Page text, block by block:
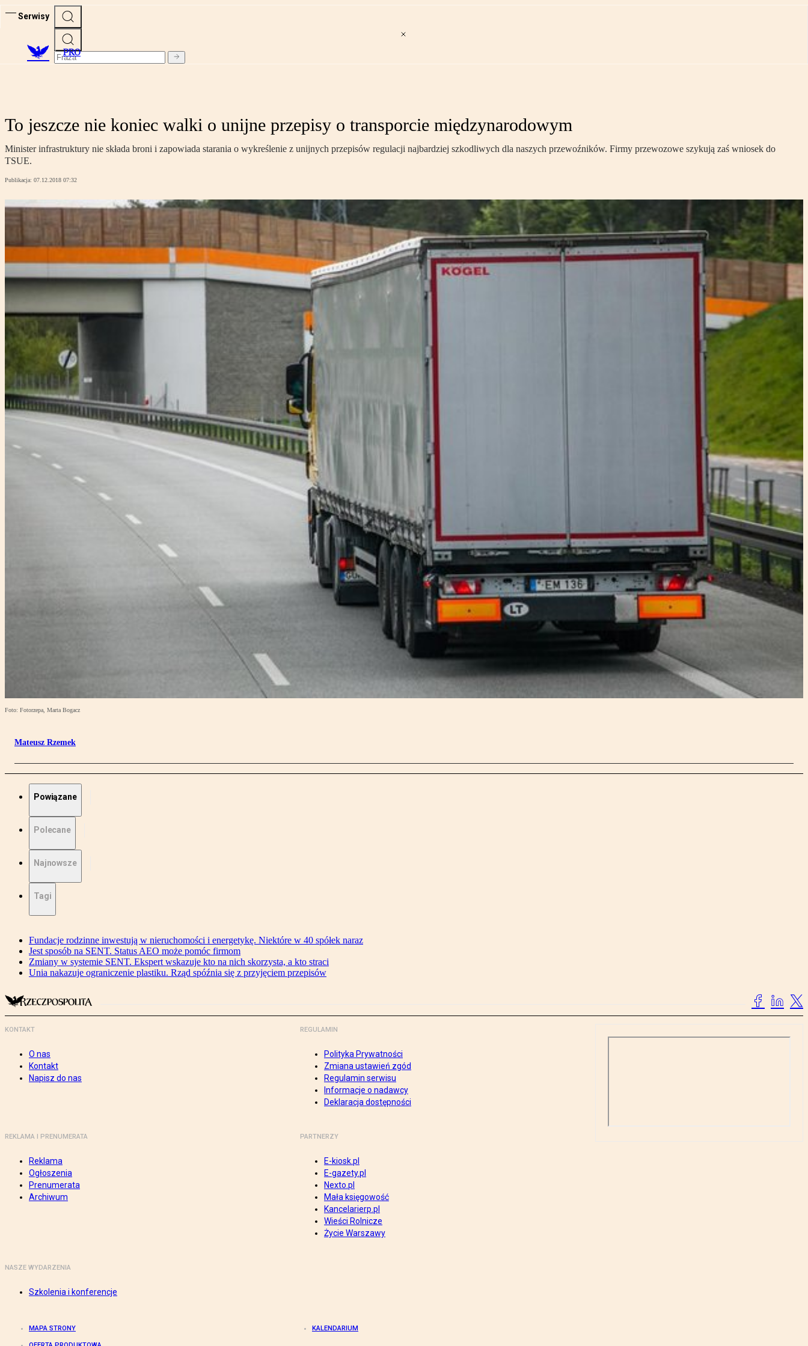
Serwisy
PRO
To jeszcze nie koniec walki o unijne przepisy o transporcie międzynarodowym
Minister infrastruktury nie składa broni i zapowiada starania o wykreślenie z unijnych przepisów regulacji najbardziej szkodliwych dla naszych przewoźników. Firmy przewozowe szykują zaś wniosek do
TSUE.
Publikacja: 07.12.2018 07:32
Foto: Fotorzepa, Marta Bogacz
Mateusz Rzemek
Powiązane
Polecane
Najnowsze
Tagi
Fundacje rodzinne inwestują w nieruchomości i energetykę. Niektóre w 40 spółek naraz
Jest sposób na SENT. Status AEO może pomóc firmom
Zmiany w systemie SENT. Ekspert wskazuje kto na nich skorzysta, a kto straci
Unia nakazuje ograniczenie plastiku. Rząd spóźnia się z przyjęciem przepisów
KONTAKT
O nas
Kontakt
Napisz do nas
REGULAMIN
Polityka Prywatności
Zmiana ustawień zgód
Regulamin serwisu
Informacje o nadawcy
Deklaracja dostępności
REKLAMA I PRENUMERATA
Reklama
Ogłoszenia
Prenumerata
Archiwum
PARTNERZY
E-kiosk.pl
E-gazety.pl
Nexto.pl
Mała księgowość
Kancelarierp.pl
Wieści Rolnicze
Życie Warszawy
NASZE WYDARZENIA
Szkolenia i konferencje
MAPA STRONY KALENDARIUM